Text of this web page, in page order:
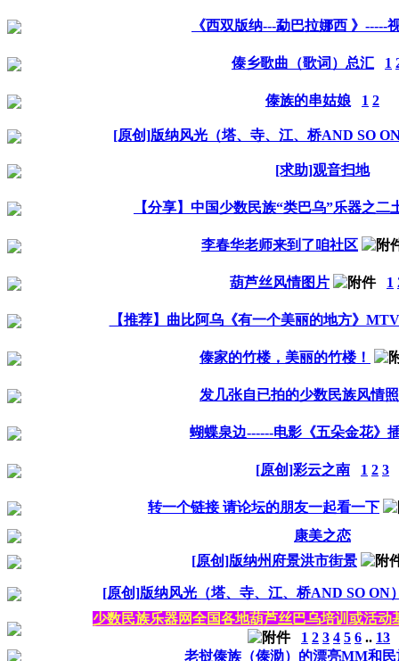
《西双版纳---勐巴拉娜西 》-----
傣乡歌曲（歌词）总汇 1
傣族的串姑娘 1 2
[原创]版纳风光（塔、寺、江、桥AND SO
[求助]观音扫地
【分享】中国少数民族“类巴乌”乐器之二
李春华老师来到了咱社区
葫芦丝风情图片 1
【推荐】曲比阿乌《有一个美丽的地方》
傣家的竹楼，美丽的竹楼！
发几张自已拍的少数民族风情照
蝴蝶泉边------电影《五朵金花》
[原创]彩云之南 1 2 3
转一个链接 请论坛的朋友一起看一下
康美之恋
[原创]版纳州府景洪市街景
[原创]版纳风光（塔、寺、江、桥AND SO ON
少数民族乐器网全国各地葫芦丝巴乌培训或活动
1 2 3 4 5 6 .. 13
老挝傣族（傣泐）的漂亮MM和民